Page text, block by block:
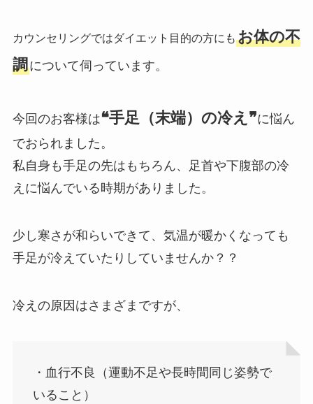
カウンセリングではダイエット目的の方にも お体の不
調について伺っています。
今回のお客様は❝手足（末端）の冷え❞に悩ん
でおられました。
私自身も手足の先はもちろん、足首や下腹部の冷
えに悩んでいる時期がありました。
少し寒さが和らいできて、気温が暖かくなっても
手足が冷えていたりしていませんか？？
冷えの原因はさまざまですが、
・血行不良（運動不足や長時間同じ姿勢で
いること）